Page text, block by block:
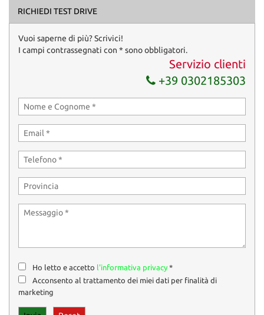
RICHIEDI TEST DRIVE
Vuoi saperne di più? Scrivici!
I campi contrassegnati con * sono obbligatori.
Servizio clienti
+39 0302185303
Ho letto e accetto l'informativa privacy*
Acconsento al trattamento dei miei dati per finalità di
marketing